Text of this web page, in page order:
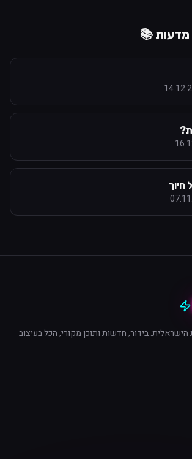
מדעות 📚
בידור, חדשות ותוכן מקורי, הכל בעיצוב